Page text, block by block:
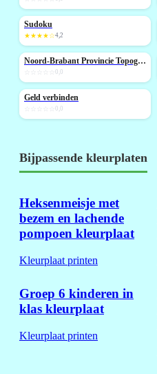
NIEUW
Sudoku
★★★★☆4,2
NIEUW Noord-Brabant Provincie Topografie
0,0
NIEUW
Geld verbinden
0,0
Bijpassende kleurplaten
Heksenmeisje met
bezem en lachende
pompoen kleurplaat
Kleurplaat printen
Groep 6 kinderen in
klas kleurplaat
Kleurplaat printen